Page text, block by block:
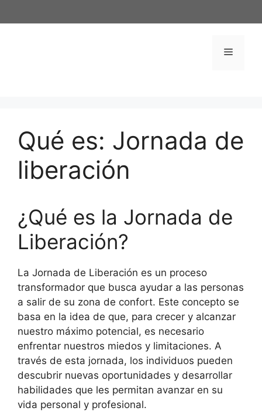
al
Menú
Qué es: Jornada de
liberación
¿Qué es la Jornada de
Liberación?
La Jornada de Liberación es un proceso
transformador que busca ayudar a las personas
a salir de su zona de confort. Este concepto se
basa en la idea de que, para crecer y alcanzar
nuestro máximo potencial, es necesario
enfrentar nuestros miedos y limitaciones. A
través de esta jornada, los individuos pueden
descubrir nuevas oportunidades y desarrollar
habilidades que les permitan avanzar en su
vida personal y profesional.